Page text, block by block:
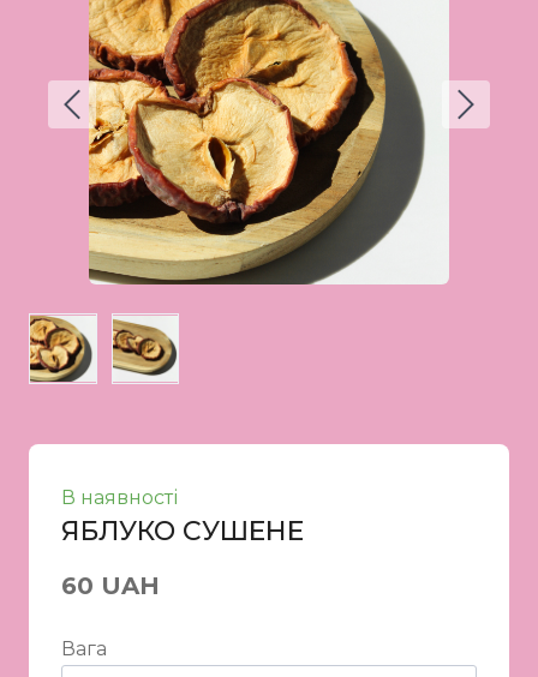
В наявності
ЯБЛУКО СУШЕНЕ
60 UAH
Вага